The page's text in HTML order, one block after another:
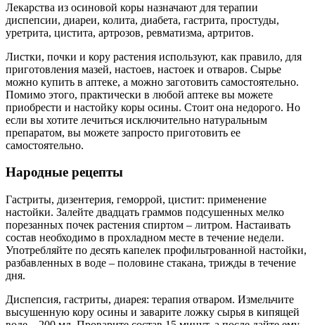
Лекарства из осиновой коры назначают для терапии
диспепсии, диареи, колита, диабета, гастрита, простуды,
уретрита, цистита, артрозов, ревматизма, артритов.
Листки, почки и кору растения используют, как правило, для
приготовления мазей, настоев, настоек и отваров. Сырье
можно купить в аптеке, а можно заготовить самостоятельно.
Помимо этого, практически в любой аптеке вы можете
приобрести и настойку коры осины. Стоит она недорого. Но
если вы хотите лечиться исключительно натуральным
препаратом, вы можете запросто приготовить ее
самостоятельно.
Народные рецепты
Гастриты, дизентерия, геморрой, цистит: применение
настойки. Залейте двадцать граммов подсушенных мелко
порезанных почек растения спиртом – литром. Настаивать
состав необходимо в прохладном месте в течение недели.
Употребляйте по десять капелек профильтрованной настойки,
разбавленных в воде – половине стакана, трижды в течение
дня.
Диспепсия, гастриты, диарея: терапия отваром. Измельчите
высушенную кору осины и заварите ложку сырья в кипящей